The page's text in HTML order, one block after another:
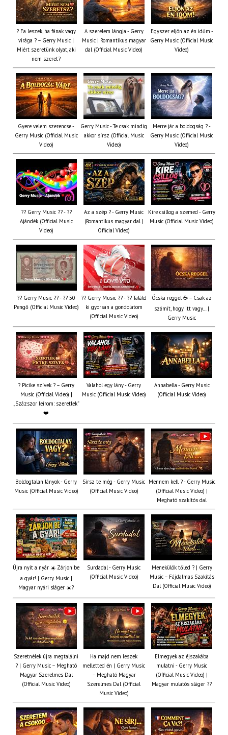
? Fa leszek, ha fának vagy
virága ? – Gerry Music |
Miért szeretünk olyat, aki
nem szeret?
A szerelem lángja - Gerry
Music | Romantikus magyar
dal (Official Music Video)
Egyszer eljön az én időm -
Gerry Music (Official Music
Video)
Gyere velem szerencse -
Gerry Music (Official Music
Video)
Gerry Music - Te csak mindig
akkor sírsz (Official Music
Video)
Merre jár a boldogság ? -
Gerry Music (Official Music
Video)
?? Gerry Music ?? - ??
Ajándék (Official Music
Video)
Az a szép ? - Gerry Music
(Romantikus magyar dal |
Official Video)
Kire csillog a szemed - Gerry
Music (Official Music Video)
?? Gerry Music ?? - ?? 50
Pengő (Official Music Video)
?? Gerry Music ?? - ?? Találd
ki gyorsan a gondolatom
(Official Music Video)
Ócska reggel ☕ – Csak az
számít, hogy itt vagy… |
Gerry Music
? Picike szívek ? – Gerry
Music (Official Video) |
„Százszor leírom: szeretlek”
❤️
Valahol egy lány - Gerry
Music (Official Music Video)
Annabella - Gerry Music
(Official Music Video)
Boldogtalan lányok - Gerry
Music (Official Music Video)
Sírsz te még - Gerry Music
(Official Music Video)
Mennem kell ? - Gerry Music
(Official Music Video) |
Megható szakítós dal
Újra nyit a nyár ☀️ Zárjon be
a gyár! | Gerry Music |
Magyar nyári sláger ☀️?
Surdadal - Gerry Music
(Official Music Video)
Menekülök tőled ? | Gerry
Music – Fájdalmas Szakítás
Dal (Official Music Video)
Szeretnélek újra megtalálni
? | Gerry Music – Megható
Magyar Szerelmes Dal
(Official Music Video)
Ha majd nem leszek
melletted én | Gerry Music
– Megható Magyar
Szerelmes Dal (Official
Music Video)
Elmegyek az éjszakába
mulatni - Gerry Music
(Official Music Video) |
Magyar mulatós sláger ??